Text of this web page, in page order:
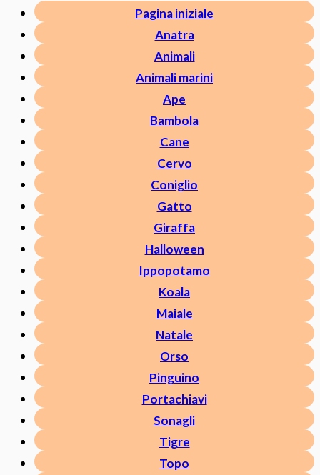
Pagina iniziale
Anatra
Animali
Animali marini
Ape
Bambola
Cane
Cervo
Coniglio
Gatto
Giraffa
Halloween
Ippopotamo
Koala
Maiale
Natale
Orso
Pinguino
Portachiavi
Sonagli
Tigre
Topo